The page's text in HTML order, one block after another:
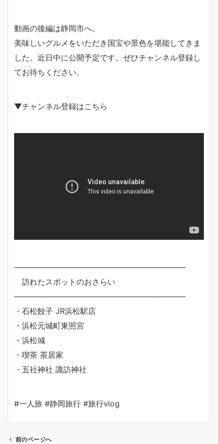
動画の後編は静岡市へ。
美味しいグルメをいただき国宝や景色を堪能してきま
した。近日中に公開予定です。ぜひチャンネル登録し
てお待ちください。
▼チャンネル登録はこちら
——————————————————————
訪れたスポットのおさらい
——————————————————————
・石松餃子 JR浜松駅店
・浜松元城町東照宮
・浜松城
・喫茶 茶居家
・五社神社 諏訪神社
#一人旅 #静岡旅行 #旅行vlog
前のページへ